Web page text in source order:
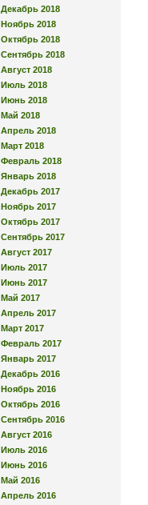
Декабрь 2018
Ноябрь 2018
Октябрь 2018
Сентябрь 2018
Август 2018
Июль 2018
Июнь 2018
Май 2018
Апрель 2018
Март 2018
Февраль 2018
Январь 2018
Декабрь 2017
Ноябрь 2017
Октябрь 2017
Сентябрь 2017
Август 2017
Июль 2017
Июнь 2017
Май 2017
Апрель 2017
Март 2017
Февраль 2017
Январь 2017
Декабрь 2016
Ноябрь 2016
Октябрь 2016
Сентябрь 2016
Август 2016
Июль 2016
Июнь 2016
Май 2016
Апрель 2016